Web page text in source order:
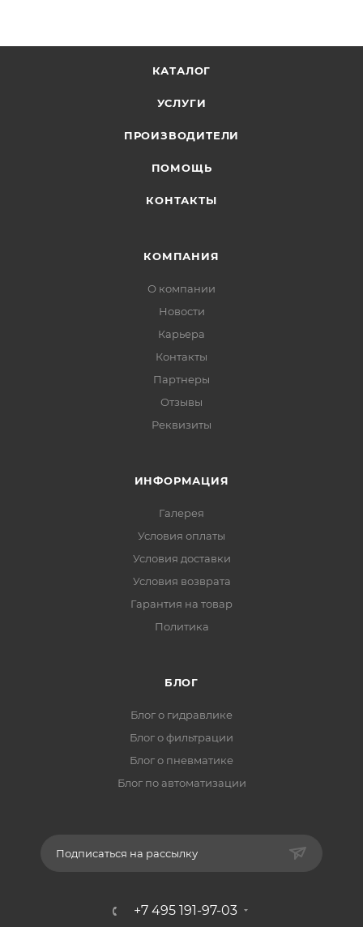
КАТАЛОГ
УСЛУГИ
ПРОИЗВОДИТЕЛИ
ПОМОЩЬ
КОНТАКТЫ
КОМПАНИЯ
О компании
Новости
Карьера
Контакты
Партнеры
Отзывы
Реквизиты
ИНФОРМАЦИЯ
Галерея
Условия оплаты
Условия доставки
Условия возврата
Гарантия на товар
Политика
БЛОГ
Блог о гидравлике
Блог о фильтрации
Блог о пневматике
Блог по автоматизации
Подписаться на рассылку
+7 495 191-97-03